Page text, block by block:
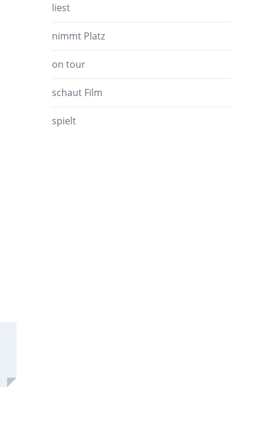
liest
nimmt Platz
on tour
schaut Film
spielt